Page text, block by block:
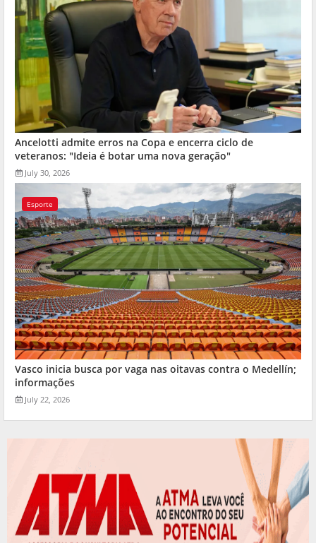
Ancelotti admite erros na Copa e encerra ciclo de
veteranos: "Ideia é botar uma nova geração"
July 30, 2026
Esporte
Vasco inicia busca por vaga nas oitavas contra o Medellín;
informações
July 22, 2026